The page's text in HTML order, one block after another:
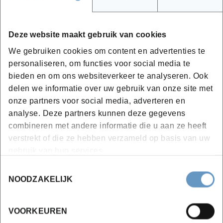
Deze website maakt gebruik van cookies
We gebruiken cookies om content en advertenties te
personaliseren, om functies voor social media te
bieden en om ons websiteverkeer te analyseren. Ook
delen we informatie over uw gebruik van onze site met
onze partners voor social media, adverteren en
analyse. Deze partners kunnen deze gegevens
combineren met andere informatie die u aan ze heeft
verstrekt of die ze hebben verzameld op basis van uw
NOODZAKELIJK
VOORKEUREN
DSO, TSO, balancering, energiecontracten
optimaal doel, flexibiliteit inzetten waar
best beloond) is het doel
De optimalisaties
Op welke manier gaan
aansturen/optimaliseren
Maximalisatie zelfconsumptie
Energiedelen, energiegemeenschappen (bv.
Netbalancering (flexibiliteit)